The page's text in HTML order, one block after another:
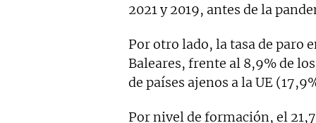
2021 y 2019, antes de la
Por otro lado, la tasa de paro
Baleares, frente al 8,9% de
de países ajenos a la UE
Por nivel de formación, el